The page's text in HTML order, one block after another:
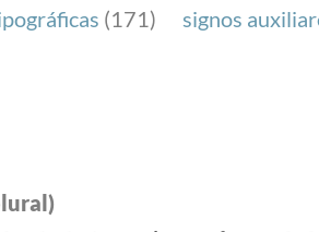
(171)
signos